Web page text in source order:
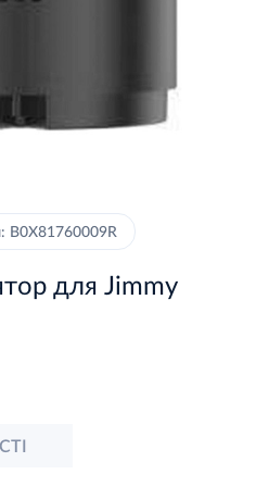
B0X81760009R
для Jimmy